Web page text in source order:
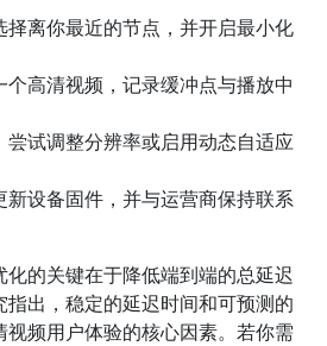
择离你最近的节点，并开启最小化
高清视频，记录缓冲点与播放中
尝试调整分辨率或启用动态自适应
新设备固件，并与运营商保持联系
的关键在于降低端到端的总延迟
出，稳定的延迟时间和可预测的
频用户体验的核心因素。若你需